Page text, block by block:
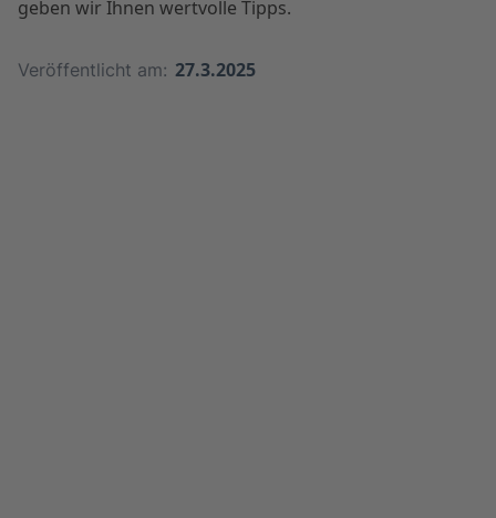
geben wir Ihnen wertvolle Tipps.
Veröffentlicht am: 27.3.2025